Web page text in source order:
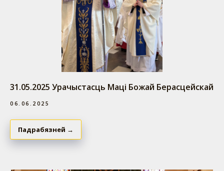
31.05.2025 Урачыстасць Маці Божай Берасцейскай
06.06.2025
Падрабязней →